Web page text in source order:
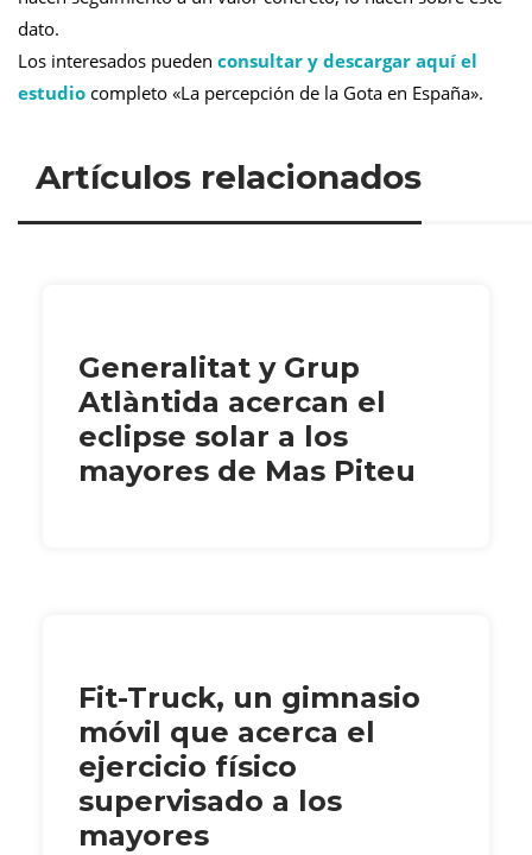
dato.
Los interesados pueden consultar y descargar aquí el
estudio completo «La percepción de la Gota en España».
Artículos relacionados
Generalitat y Grup
Atlàntida acercan el
eclipse solar a los
mayores de Mas Piteu
Fit-Truck, un gimnasio
móvil que acerca el
ejercicio físico
supervisado a los
mayores